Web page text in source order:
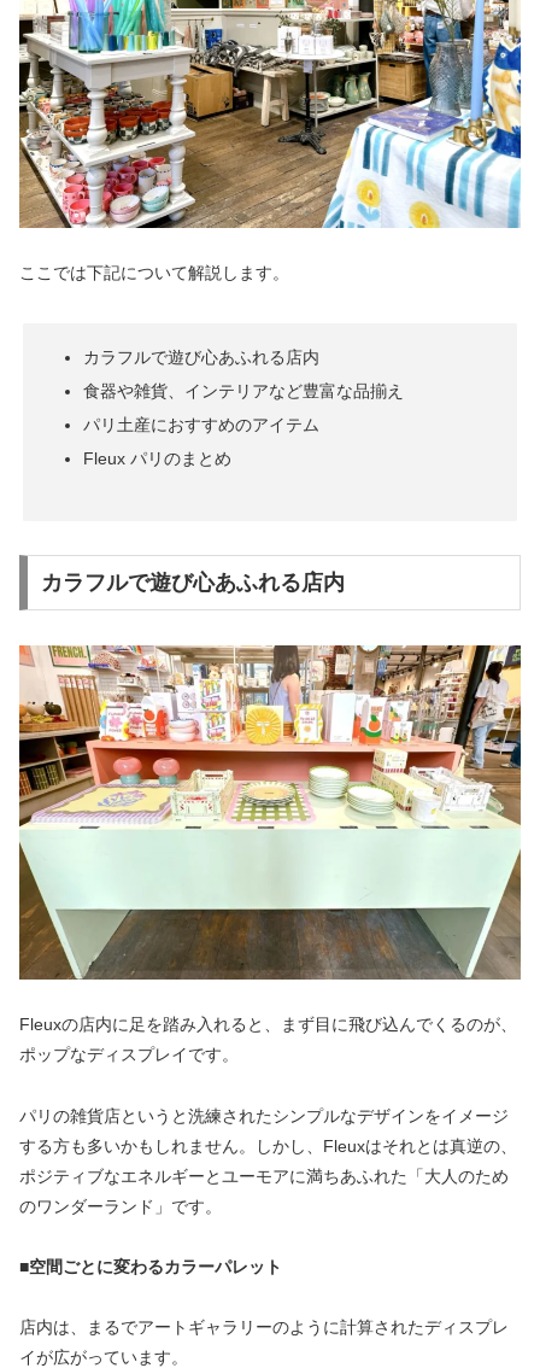
ここでは下記について解説します。
カラフルで遊び心あふれる店内
食器や雑貨、インテリアなど豊富な品揃え
パリ土産におすすめのアイテム
Fleux パリのまとめ
カラフルで遊び心あふれる店内
Fleuxの店内に足を踏み入れると、まず目に飛び込んでくるのが、
ポップなディスプレイです。
パリの雑貨店というと洗練されたシンプルなデザインをイメージ
する方も多いかもしれません。しかし、Fleuxはそれとは真逆の、
ポジティブなエネルギーとユーモアに満ちあふれた「大人のため
のワンダーランド」です。
■空間ごとに変わるカラーパレット
店内は、まるでアートギャラリーのように計算されたディスプレ
イが広がっています。